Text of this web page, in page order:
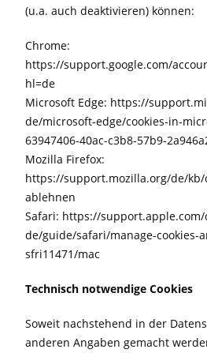
(u.a. auch deaktivieren) können:
Chrome:
https://support.google.com/
hl=de
Microsoft Edge: https://
de/microsoft-edge/cookies-in-
63947406-40ac-c3b8-57b9-
Mozilla Firefox:
https://support.mozilla.org/de/
ablehnen
Safari: https://support.apple.com/
de/guide/safari/manage-cookies-
sfri11471/mac
Technisch notwendige Cookies
Soweit nachstehend in der
anderen Angaben gemacht